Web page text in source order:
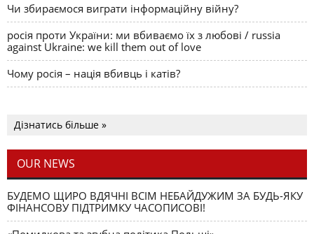
Чи збираємося виграти інформаційну війну?
росія проти України: ми вбиваємо їх з любові / russia
against Ukraine: we kill them out of love
Чому росія – нація вбивць і катів?
Дізнатись більше »
OUR NEWS
БУДЕМО ЩИРО ВДЯЧНІ ВСІМ НЕБАЙДУЖИМ ЗА БУДЬ-ЯКУ
ФІНАНСОВУ ПІДТРИМКУ ЧАСОПИСОВІ!